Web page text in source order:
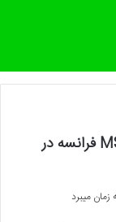
راهنمای کامل خرید واکسن گارداسیل MSD فرانسه در